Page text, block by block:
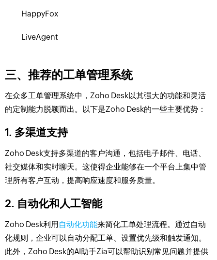
HappyFox
LiveAgent
三、推荐的工单管理系统
在众多工单管理系统中，Zoho Desk以其强大的功能和灵活
的定制能力脱颖而出。以下是Zoho Desk的一些主要优势：
1. 多渠道支持
Zoho Desk支持多渠道的客户沟通，包括电子邮件、电话、
社交媒体和实时聊天。这使得企业能够在一个平台上集中管
理所有客户互动，提高响应速度和服务质量。
2. 自动化和人工智能
Zoho Desk利用自动化功能来简化工单处理流程。通过自动
化规则，企业可以自动分配工单、设置优先级和触发通知。
此外，Zoho Desk的AI助手Zia可以帮助识别常见问题并提供